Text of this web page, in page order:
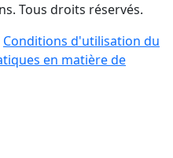
Tous droits réservés.
Conditions d'utilisation du
en matière de